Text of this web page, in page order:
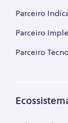
Parceiro
Parceiro
Parceiro